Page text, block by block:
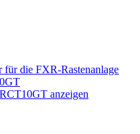
für die FXR-Rastenanlage
anzeigen